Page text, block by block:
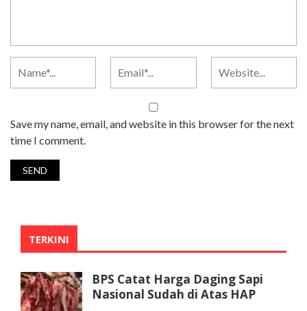
Save my name, email, and website in this browser for the next
time I comment.
TERKINI
BPS Catat Harga Daging Sapi
Nasional Sudah di Atas HAP